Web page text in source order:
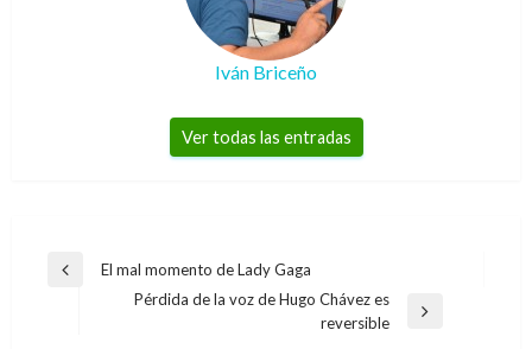
Iván Briceño
Ver todas las entradas
Navegación
Entrada
El mal momento de Lady Gaga
Pérdida de la voz de Hugo Chávez es
reversible